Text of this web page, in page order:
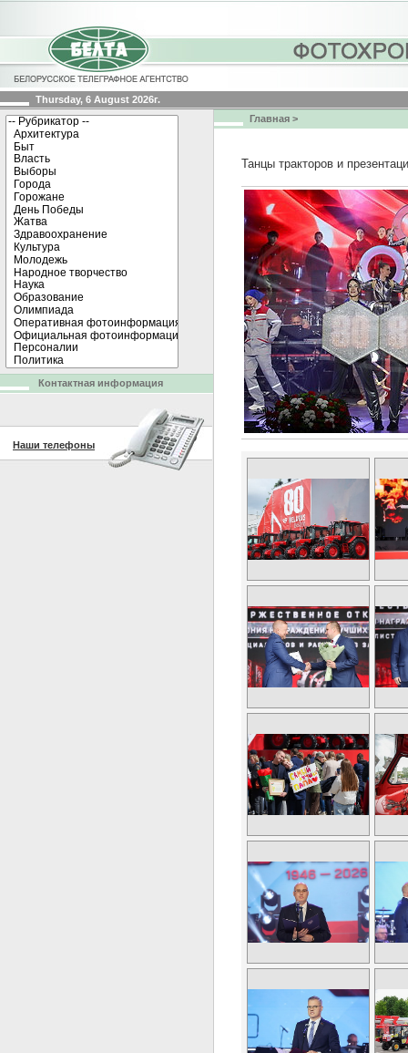
Thursday, 6 August 2026г.
Главная >
Танцы тракторов и
Контактная информация
Наши телефоны